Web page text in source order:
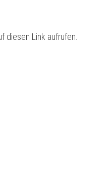
diesen Link aufrufen.